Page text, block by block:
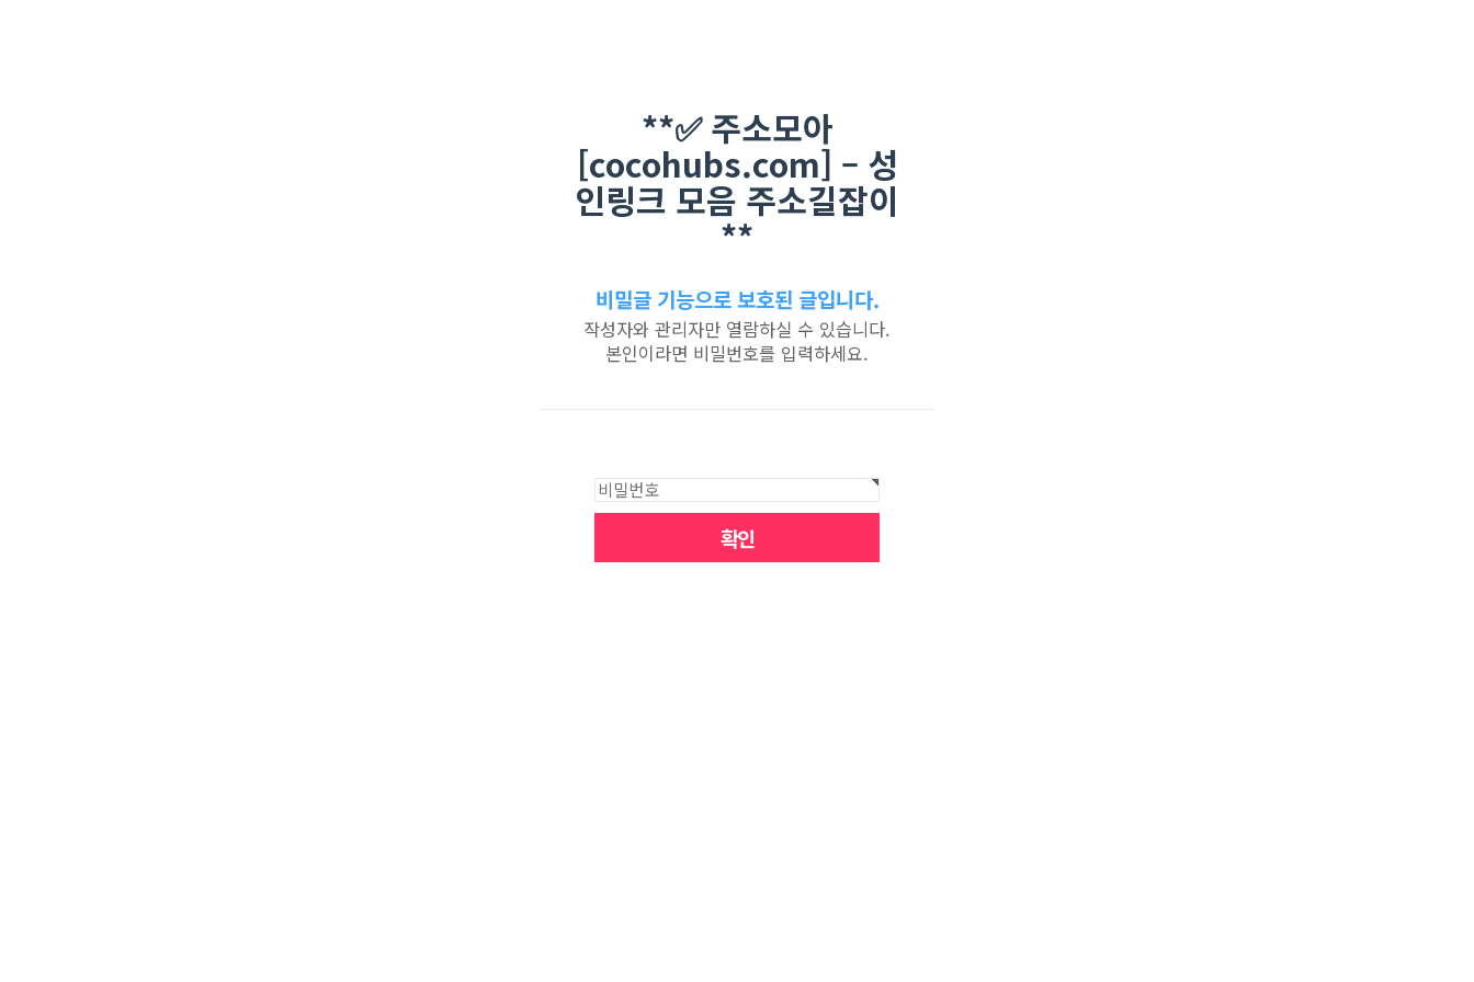
**✅ 주소모아
[cocohubs.com] – 성
인링크 모음 주소길잡이
**
비밀글 기능으로 보호된 글입니다.
작성자와 관리자만 열람하실 수 있습니다.
본인이라면 비밀번호를 입력하세요.